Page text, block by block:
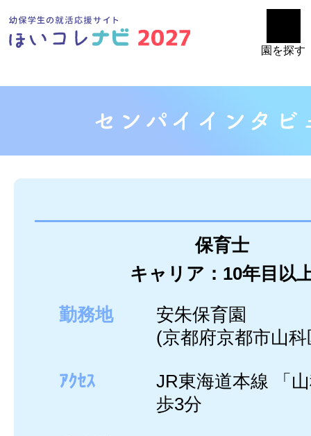
園を探す
保育士
キャリア：10年目以
勤務地
安朱保育園
(京都府京都市山
ｱｸｾｽ
JR東海道本線 「
歩3分